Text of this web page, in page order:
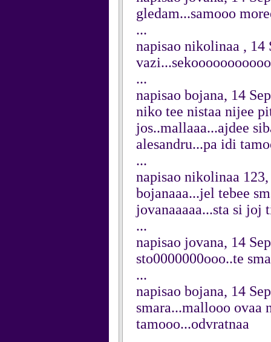
gledam...samooo
...
napisao nikolinaa , 14
...
napisao bojana, 14
niko tee nistaa nijee
jos..mallaaa...ajdee
alesandru...pa idi
...
napisao nikolinaa
bojanaaa...jel tebee
jovanaaaaa...sta si joj
...
napisao jovana, 14
sto0000000ooo..te
...
napisao bojana, 14
smara...mallooo ovaa
tamooo...odvratnaa